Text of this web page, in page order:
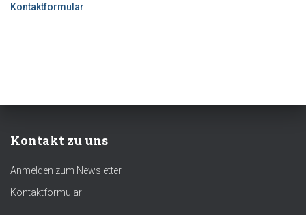
Kontaktformular
Kontakt zu uns
Anmelden zum Newsletter
Kontaktformular